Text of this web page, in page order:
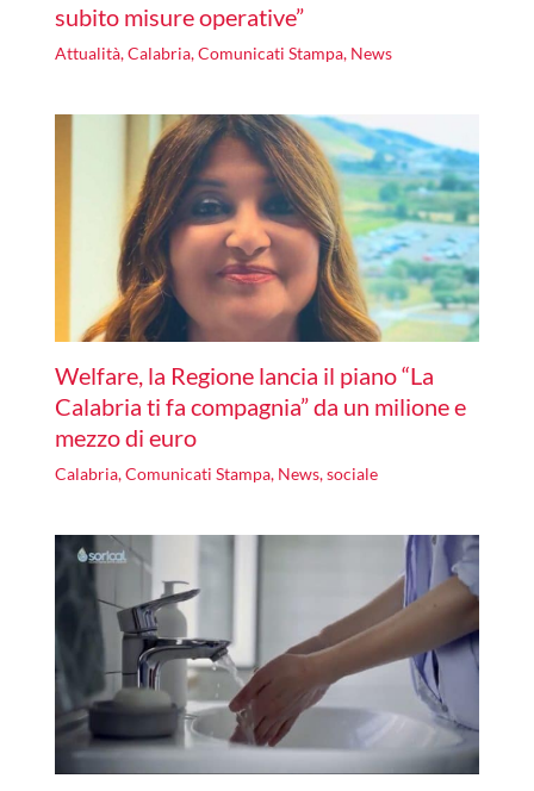
subito misure operative”
Attualità,Calabria,Comunicati Stampa, News
Welfare, la Regione lancia il piano “La
Calabria ti fa compagnia” da un milione e
mezzo di euro
Calabria,Comunicati Stampa, News,sociale